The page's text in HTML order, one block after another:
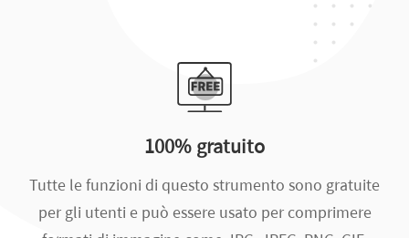
100% gratuito
Tutte le funzioni di questo strumento sono gratuite
per gli utenti e può essere usato per comprimere